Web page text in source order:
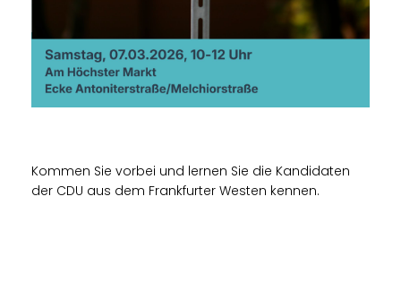
Kommen Sie vorbei und lernen Sie die Kandidaten
der CDU aus dem Frankfurter Westen kennen.